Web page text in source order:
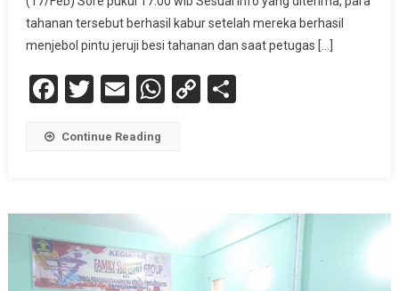
tahanan tersebut berhasil kabur setelah mereka berhasil
menjebol pintu jeruji besi tahanan dan saat petugas […]
Facebook
Twitter
EmailWhatsApp
CopyShare
Continue Reading